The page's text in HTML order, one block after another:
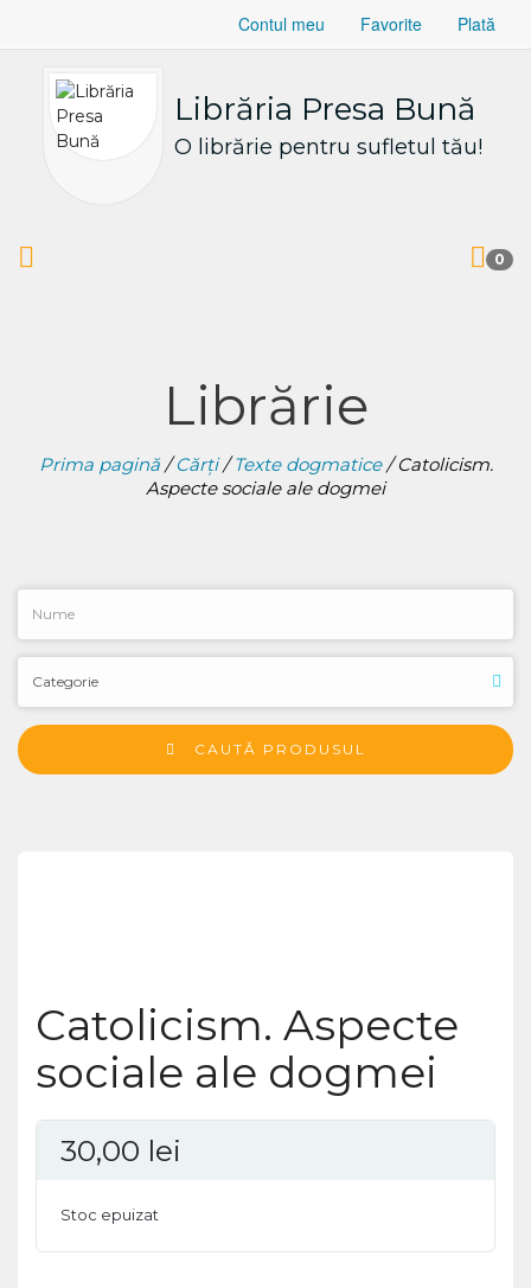
Contul meu Favorite Plată
Librăria Presa Bună
O librărie pentru sufletul tău!
0
Librărie
Prima pagină/Cărți/Texte dogmatice/ Catolicism.
Aspecte sociale ale dogmei
CAUTĂ PRODUSUL
Catolicism. Aspecte
sociale ale dogmei
30,00 lei
Stoc epuizat